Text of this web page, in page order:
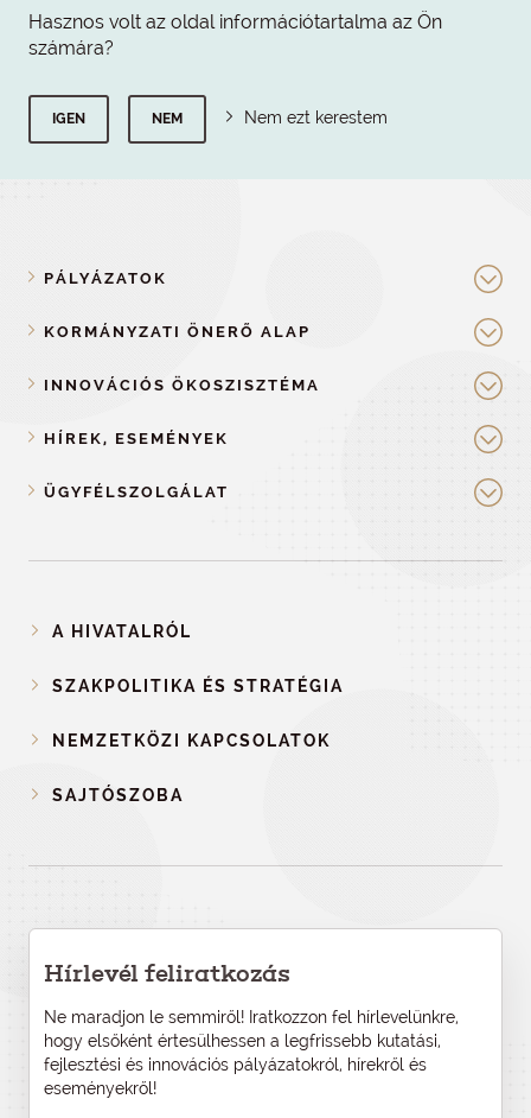
Hasznos volt az oldal információtartalma az Ön
számára?
IGEN NEM Nem ezt kerestem
PÁLYÁZATOK
KORMÁNYZATI ÖNERŐ ALAP
INNOVÁCIÓS ÖKOSZISZTÉMA
HÍREK, ESEMÉNYEK
ÜGYFÉLSZOLGÁLAT
A HIVATALRÓL
SZAKPOLITIKA ÉS STRATÉGIA
NEMZETKÖZI KAPCSOLATOK
SAJTÓSZOBA
Hírlevél feliratkozás
Ne maradjon le semmiről! Iratkozzon fel hírlevelünkre,
hogy elsőként értesülhessen a legfrissebb kutatási,
fejlesztési és innovációs pályázatokról, hírekről és
eseményekről!